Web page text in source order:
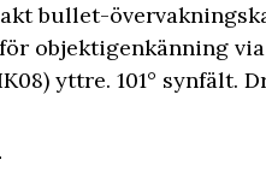
bullet-
objektigenkänning
yttre. 101° synfält.